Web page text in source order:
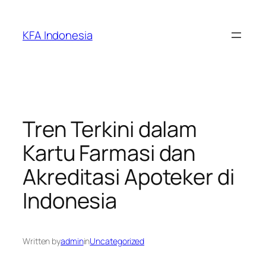
content
KFA Indonesia
Tren Terkini dalam
Kartu Farmasi dan
Akreditasi Apoteker di
Indonesia
Written byadmininUncategorized